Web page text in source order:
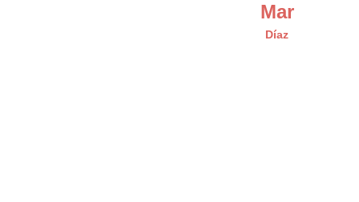
Mar
Díaz